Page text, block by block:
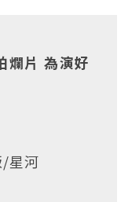
爛片 為演好
星河